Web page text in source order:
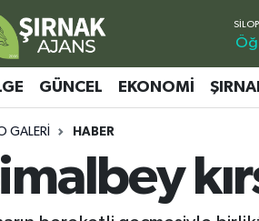
GÜNCEL EKONOMI
GALERI HABER
Eczaneler
Vakitleri